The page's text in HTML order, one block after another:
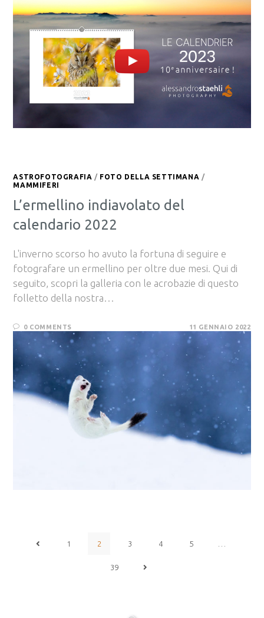
ASTROFOTOGRAFIA / FOTO DELLA SETTIMANA /
MAMMIFERI
L’ermellino indiavolato del
calendario 2022
L'inverno scorso ho avuto la fortuna di seguire e
fotografare un ermellino per oltre due mesi. Qui di
seguito, scopri la galleria con le acrobazie di questo
folletto della nostra…
0 COMMENTS 11 GENNAIO 2022
1 2 3 4 5
39